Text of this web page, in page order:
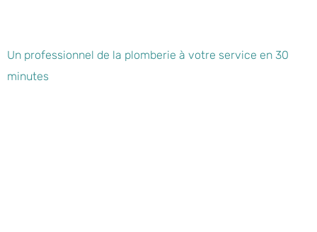
Un professionnel de la plomberie à votre service en 30
minutes